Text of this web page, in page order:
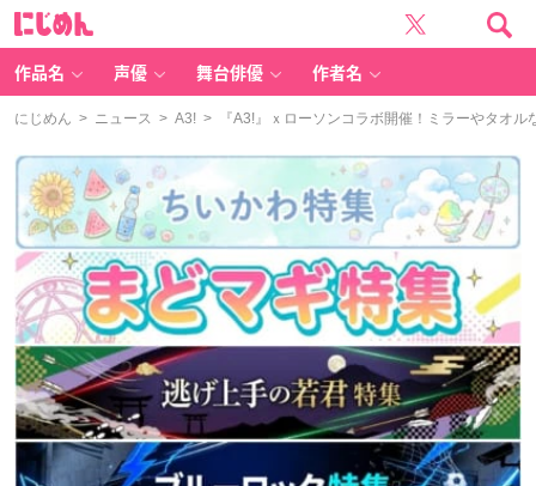
作品名 声優 舞台俳優 作者名
にじめん > ニュース > A3! > 『A3!』ｘローソンコラボ開催！ミラーやタオ